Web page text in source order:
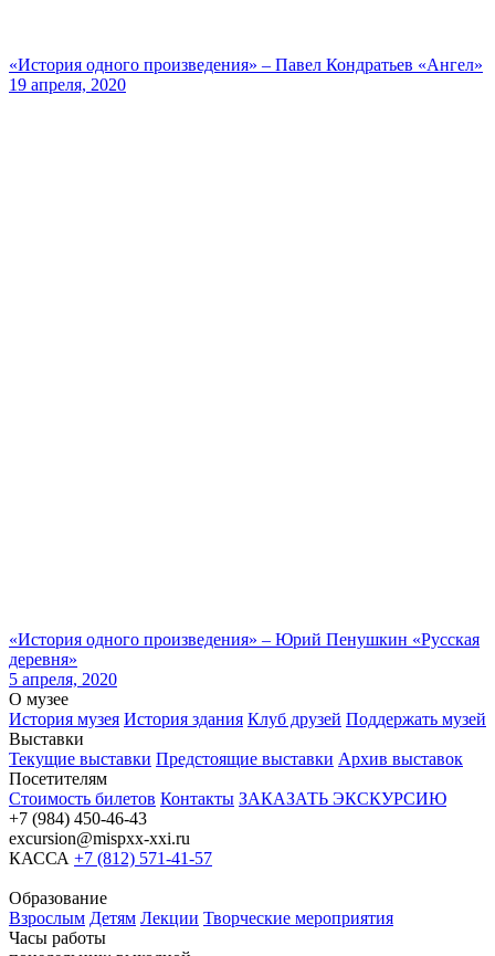
«История одного произведения» – Павел Кондратьев «Ангел»
19 апреля, 2020
«История одного произведения» – Юрий Пенушкин «Русская
деревня»
5 апреля, 2020
О музее
История музея История здания Клуб друзей Поддержать музей
Выставки
Текущие выставки Предстоящие выставки Архив выставок
Посетителям
Стоимость билетов Контакты ЗАКАЗАТЬ ЭКСКУРСИЮ
+7 (984) 450-46-43
excursion@mispxx-xxi.ru
КАССА +7 (812) 571-41-57
Образование
Взрослым Детям Лекции Творческие мероприятия
Часы работы